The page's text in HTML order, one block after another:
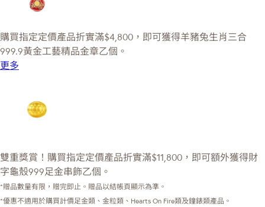
購買指定定價產品折實滿$4,800，即可獲得羊豬兔生肖三合
999.9黃金工藝精品金章乙個。
更多
雙重獎賞！購買指定定價產品折實滿$11,800，即可額外獲得財
字龜殼999足金串飾乙個。
*贈品數量有限，贈完即止。贈品以結帳頁顯示為準。
*優惠不適用於購買計價足金類、金粒類、Hearts On Fire類及鐘錶類產品。